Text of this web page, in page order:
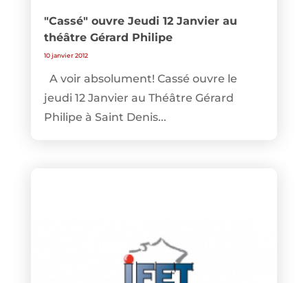
"Cassé" ouvre Jeudi 12 Janvier au
théâtre Gérard Philipe
10 janvier 2012
A voir absolument! Cassé ouvre le
jeudi 12 Janvier au Théâtre Gérard
Philipe à Saint Denis...